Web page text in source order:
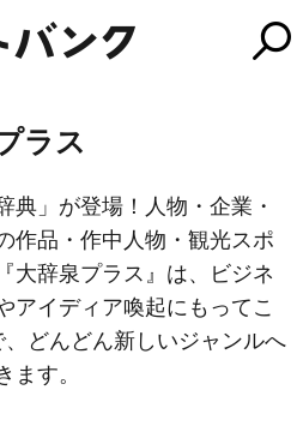
ラス
典」が登場！人物・企業・
作品・作中人物・観光スポ
大辞泉プラス』は、ビジネ
アイディア喚起にもってこ
どんどん新しいジャンルへ
ます。